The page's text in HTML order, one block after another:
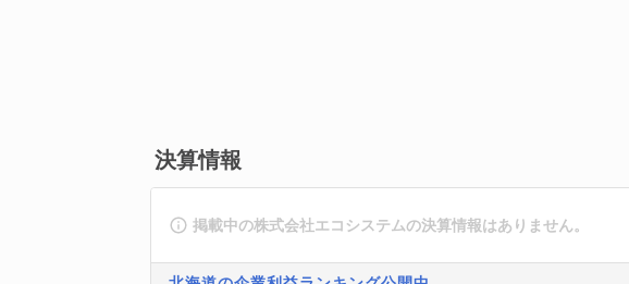
決算情報
掲載中の株式会社エコシステムの決算情報はありません。